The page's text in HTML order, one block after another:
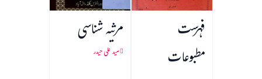
فہرست
مطبوعات
مرثیہ شناسی
سید علی حیدر